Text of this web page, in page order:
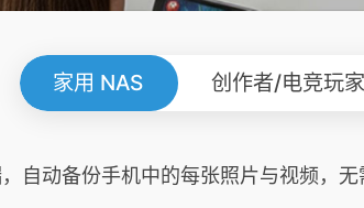
家用 NAS 创作者/电竞玩家
自动备份手机中的每张照片与视频，